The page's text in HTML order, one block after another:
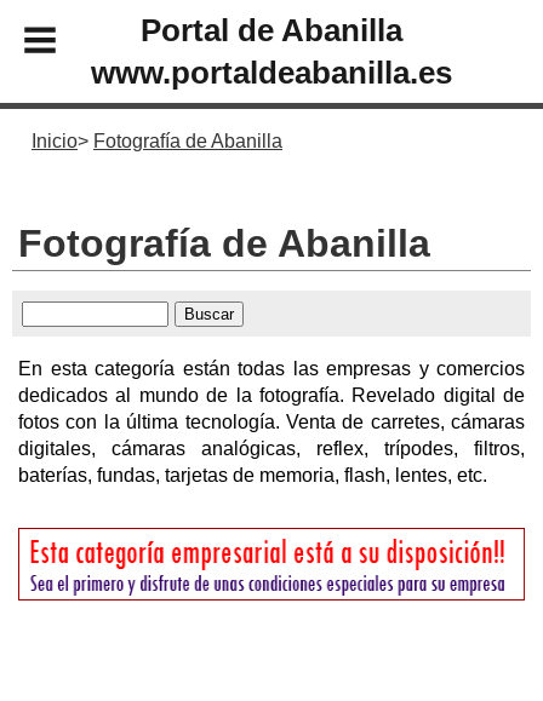
Portal de Abanilla
www.portaldeabanilla.es
Inicio Fotografía de Abanilla
Fotografía de Abanilla
En esta categoría están todas las empresas y comercios
dedicados al mundo de la fotografía. Revelado digital de
fotos con la última tecnología. Venta de carretes, cámaras
digitales, cámaras analógicas, reflex, trípodes, filtros,
baterías, fundas, tarjetas de memoria, flash, lentes, etc.